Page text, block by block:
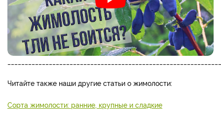
Читайте также наши другие статьи о жимолости:
Сорта жимолости: ранние, крупные и сладкие